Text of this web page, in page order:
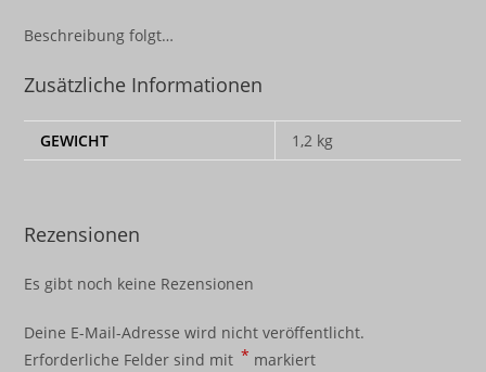
Beschreibung folgt…
Zusätzliche Informationen
GEWICHT 1,2 kg
Rezensionen
Es gibt noch keine Rezensionen
Deine E-Mail-Adresse wird nicht veröffentlicht.
Erforderliche Felder sind mit * markiert